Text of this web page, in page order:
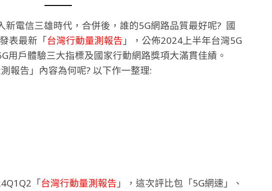
新電信三雄時代，合併後，誰的5G網路品質最好呢? 國
表最新「台灣行動量測報告 」，公佈2024上半年台灣5G
用戶體驗三大指標及國家行動網路獎項大滿貫佳績。
報告」內容為何呢? 以下作一整理:
「台灣行動量測報告 」，這次評比包「5G網速」、